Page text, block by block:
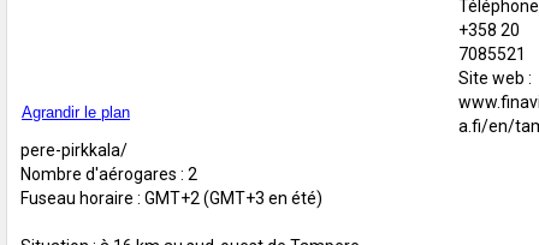
Agrandir le plan
+358 20
7085521
Site web :
a.fi/en/
pere-pirkkala/
Nombre d'aérogares : 2
Fuseau horaire : GMT+2 (GMT+3 en été)